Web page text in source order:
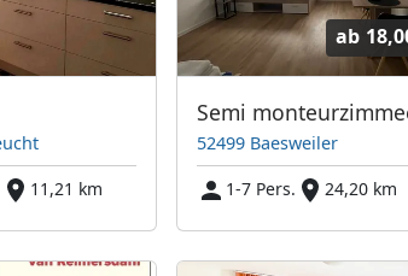
11,21 km
ab
Semi
52499 Baesweiler
1-7 Pers.
24,20 km